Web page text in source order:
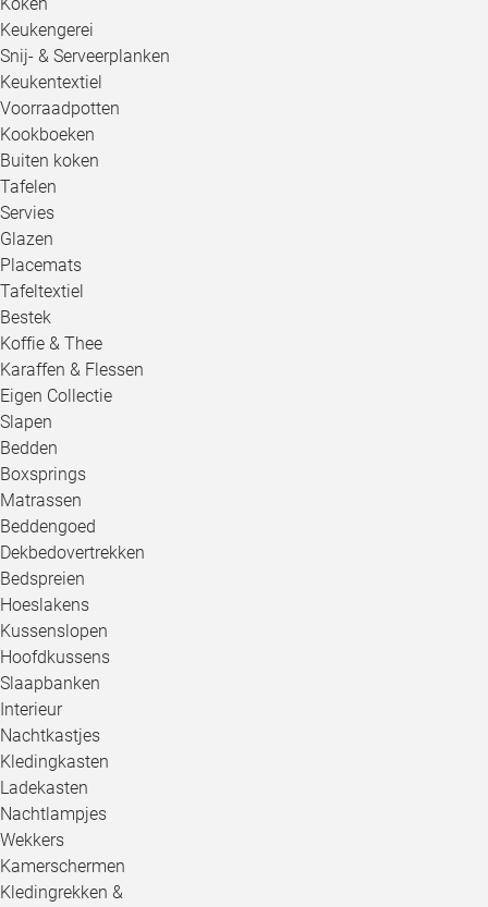
Keukengerei
Snij- & Serveerplanken
Keukentextiel
Voorraadpotten
Kookboeken
Buiten koken
Tafelen
Servies
Glazen
Placemats
Tafeltextiel
Bestek
Koffie & Thee
Karaffen & Flessen
Eigen Collectie
Slapen
Bedden
Boxsprings
Matrassen
Beddengoed
Dekbedovertrekken
Bedspreien
Hoeslakens
Kussenslopen
Hoofdkussens
Slaapbanken
Interieur
Nachtkastjes
Kledingkasten
Ladekasten
Nachtlampjes
Wekkers
Kamerschermen
Kledingrekken &